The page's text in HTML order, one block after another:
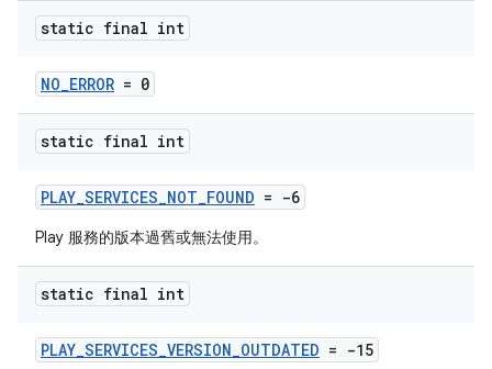
static final int
NO_ERROR = 0
static final int
PLAY_SERVICES_NOT_FOUND = -6
Play 服務的版本過舊或無法使用。
static final int
PLAY_SERVICES_VERSION_OUTDATED = -15